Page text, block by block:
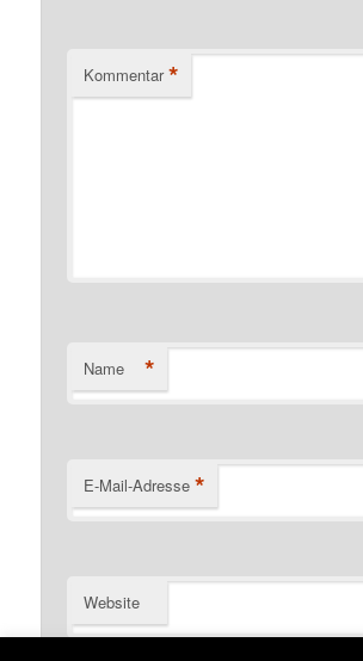
Kommentar *
Name *
E-Mail-Adresse *
Website